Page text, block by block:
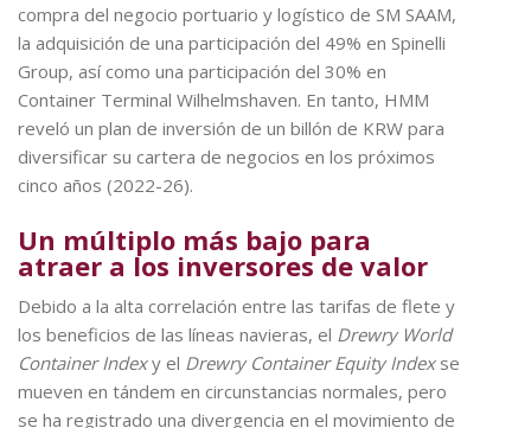
compra del negocio portuario y logístico de SM SAAM,
la adquisición de una participación del 49% en Spinelli
Group, así como una participación del 30% en
Container Terminal Wilhelmshaven. En tanto, HMM
reveló un plan de inversión de un billón de KRW para
diversificar su cartera de negocios en los próximos
cinco años (2022-26).
Un múltiplo más bajo para
atraer a los inversores de valor
Debido a la alta correlación entre las tarifas de flete y
los beneficios de las líneas navieras, el Drewry World
Container Indexy el Drewry Container Equity Indexse
mueven en tándem en circunstancias normales, pero
se ha registrado una divergencia en el movimiento de